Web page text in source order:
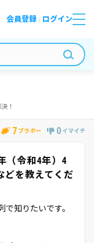
会員登録 / ログイン
！
7 ブラボー 0 イマイチ
（令和4年）4
どを教えてくだ
知りたいです。